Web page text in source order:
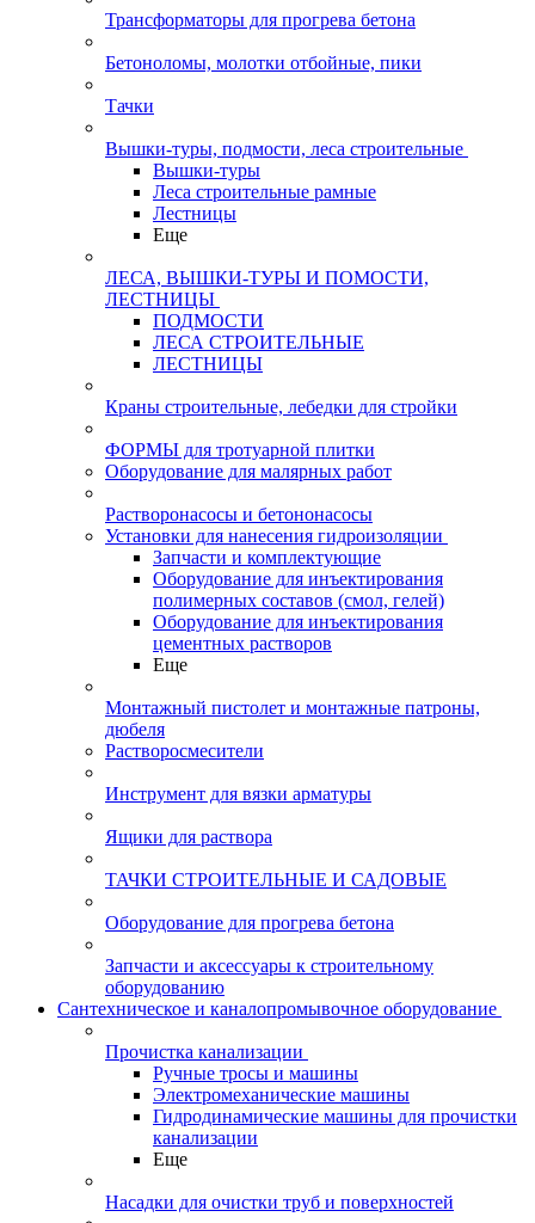
Трансформаторы для прогрева бетона
Бетоноломы, молотки отбойные, пики
Тачки
Вышки-туры, подмости, леса строительные
Вышки-туры
Леса строительные рамные
Лестницы
Еще
ЛЕСА, ВЫШКИ-ТУРЫ И ПОМОСТИ,
ЛЕСТНИЦЫ
ПОДМОСТИ
ЛЕСА СТРОИТЕЛЬНЫЕ
ЛЕСТНИЦЫ
Краны строительные, лебедки для стройки
ФОРМЫ для тротуарной плитки
Оборудование для малярных работ
Растворонасосы и бетононасосы
Установки для нанесения гидроизоляции
Запчасти и комплектующие
Оборудование для инъектирования
полимерных составов (смол, гелей)
Оборудование для инъектирования
цементных растворов
Еще
Монтажный пистолет и монтажные патроны,
дюбеля
Растворосмесители
Инструмент для вязки арматуры
Ящики для раствора
ТАЧКИ СТРОИТЕЛЬНЫЕ И САДОВЫЕ
Оборудование для прогрева бетона
Запчасти и аксессуары к строительному
оборудованию
Сантехническое и каналопромывочное оборудование
Прочистка канализации
Ручные тросы и машины
Электромеханические машины
Гидродинамические машины для прочистки
канализации
Еще
Насадки для очистки труб и поверхностей